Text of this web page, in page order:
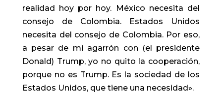
realidad hoy por hoy. México necesita del
consejo de Colombia. Estados Unidos
necesita del consejo de Colombia. Por eso,
a pesar de mi agarrón con (el presidente
Donald) Trump, yo no quito la cooperación,
porque no es Trump. Es la sociedad de los
Estados Unidos, que tiene una necesidad».